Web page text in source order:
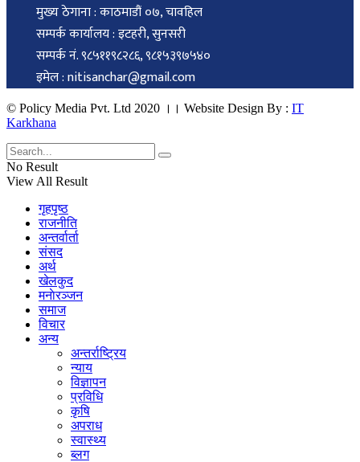
मुख्य ठेगाना : काठमाडौं ०७, चावहिल
सम्पर्क कार्यालय : इटहरी, सुनसरी
सम्पर्क नं. ९८५११९८२८६, ९८१५३९७५४०
इमेल : nitisanchar@gmail.com
© Policy Media Pvt. Ltd 2020 ।। Website Design By : IT
Karkhana
No Result
View All Result
गृहपृष्ठ
राजनीति
अन्तर्वार्ता
संसद
अर्थ
खेलकुद
मनाेरञ्जन
समाज
विचार
अन्य
अन्तर्राष्ट्रिय
न्याय
विज्ञापन
प्रविधि
कृषि
अपराध
स्वास्थ्य
ब्लग